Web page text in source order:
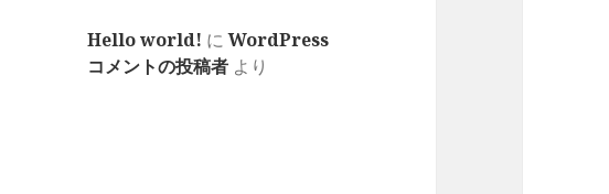
Hello world! にWordPress
コメントの投稿者 より